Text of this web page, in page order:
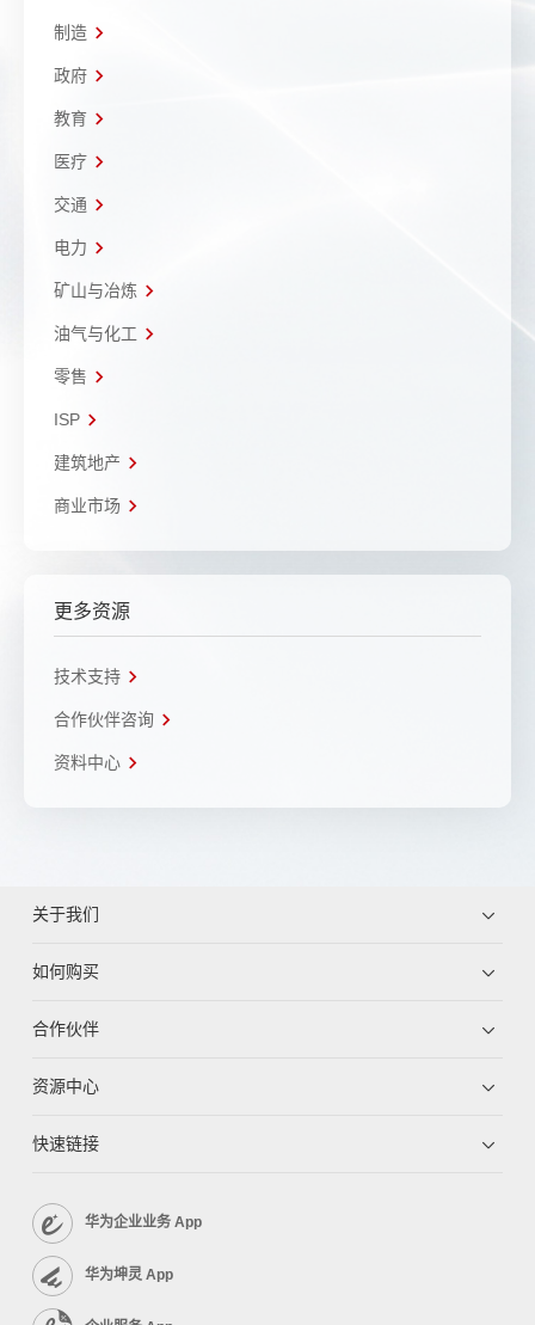
制造
政府
教育
医疗
交通
电力
矿山与冶炼
油气与化工
零售
ISP
建筑地产
商业市场
更多资源
技术支持
合作伙伴咨询
资料中心
关于我们
如何购买
合作伙伴
资源中心
快速链接
华为企业业务 App
华为坤灵 App